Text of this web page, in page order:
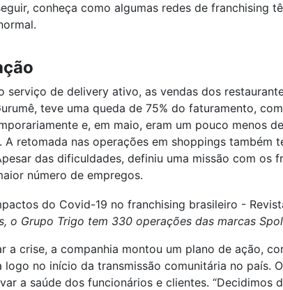
conheça como algumas redes de franchising
serviço de delivery ativo, as vendas dos
teve uma queda de 75% do faturamento,
e, em maio, eram um pouco menos
A retomada nas operações em shoppings
das dificuldades, definiu uma missão com os
número de empregos.
o Grupo Trigo tem 330 operações das marcas
a crise, a companhia montou um plano de ação,
no início da transmissão comunitária no país.
a saúde dos funcionários e clientes.